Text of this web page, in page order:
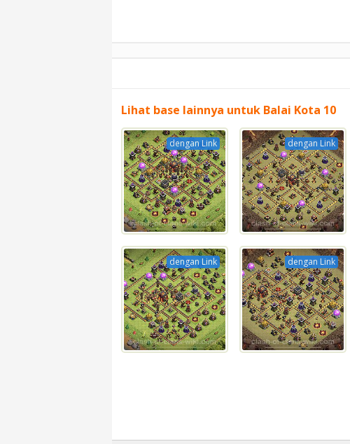
Lihat base lainnya untuk Balai Kota 10
dengan Link dengan Link
dengan Link dengan Link